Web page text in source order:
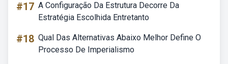
#17 A Configuração Da Estrutura Decorre Da
Estratégia Escolhida Entretanto
#18 Qual Das Alternativas Abaixo Melhor Define O
Processo De Imperialismo